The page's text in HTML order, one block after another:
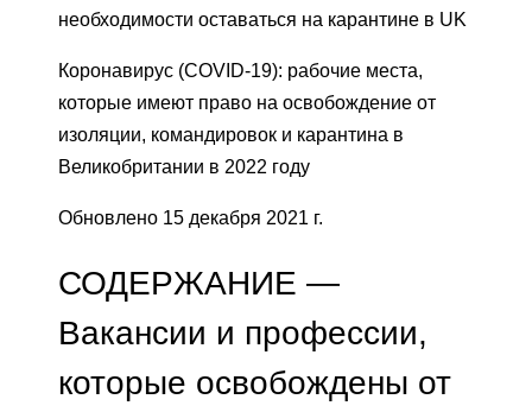
необходимости оставаться на карантине в UK
Коронавирус (COVID-19): рабочие места,
которые имеют право на освобождение от
изоляции, командировок и карантина в
Великобритании в 2022 году
Обновлено 15 декабря 2021 г.
СОДЕРЖАНИЕ —
Вакансии и профессии,
которые освобождены от